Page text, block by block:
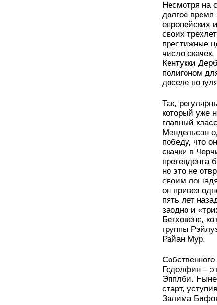
Несмотря на
долгое время
европейских
своих
престижные
число
Кентукки
полигоном
доселе
Так,
который уже
главный
Мендельсон
победу, что
скачки в
претендента
но это не
своим
он привез
пять лет
заодно и
Бетховене,
группы
Райан Мур.
Годолфин –
Эпплби.
старт,
Залима